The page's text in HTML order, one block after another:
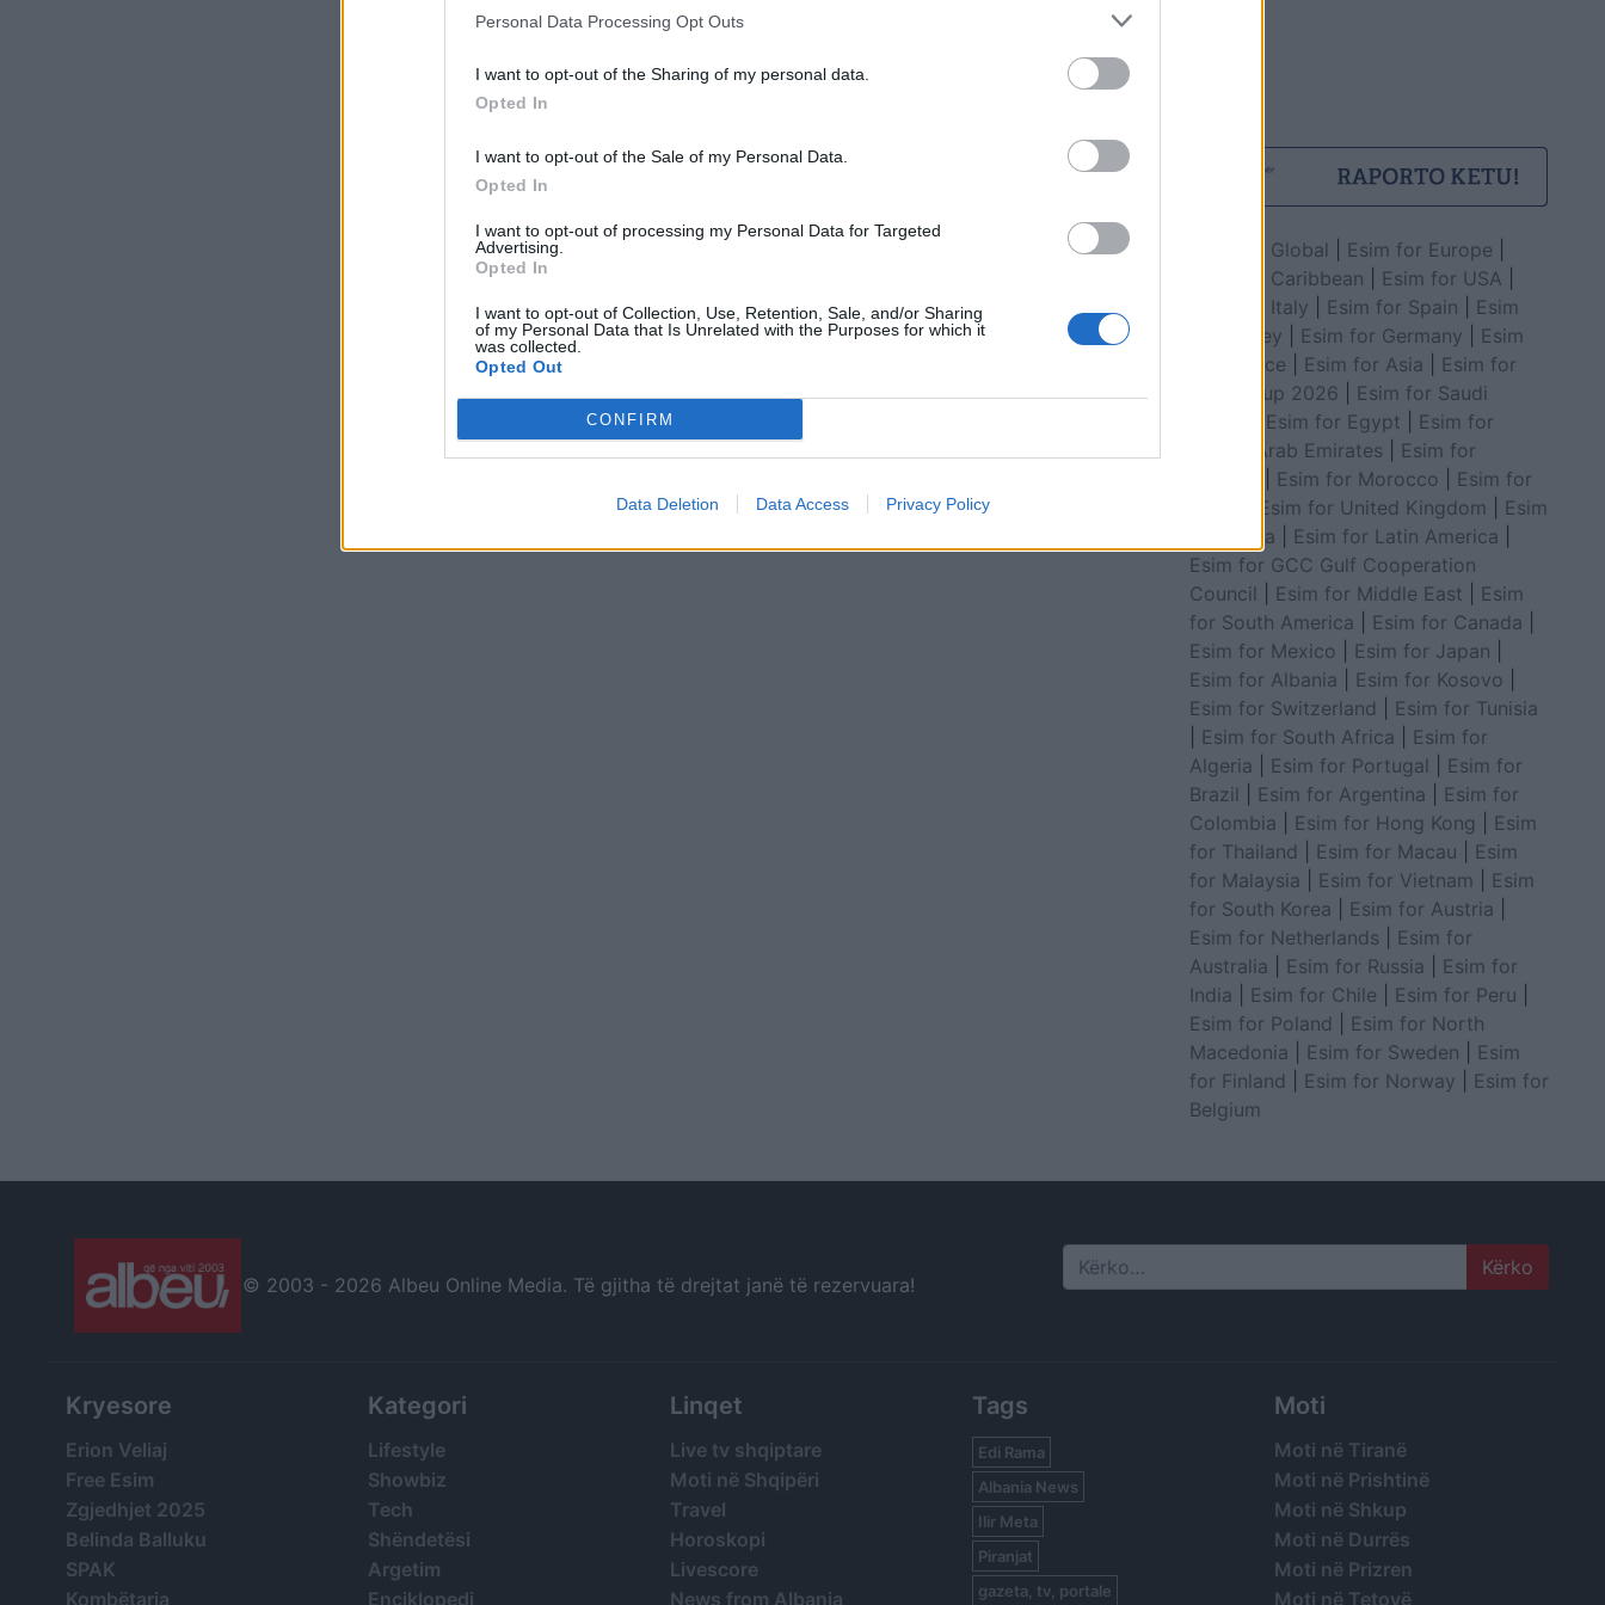
Personal Data Processing Opt Outs
I want to opt-out of the Sharing of my personal data.
Opted In
I want to opt-out of the Sale of my Personal Data.
Opted In
I want to opt-out of processing my Personal Data for Targeted
Advertising.
Opted In
I want to opt-out of Collection, Use, Retention, Sale, and/or Sharing
of my Personal Data that Is Unrelated with the Purposes for which it
was collected.
Opted Out
CONFIRM
Data Deletion Data Access Privacy Policy
Esim for Global Esim for Europe
Esim for Caribbean
Esim for USA
Esim for Italy
Esim for Spain
Esim
for Turkey
Esim for Germany
Esim
for Greece
Esim for Asia
Esim for
World Cup 2026
Esim for Saudi
Esim for Egypt
Esim for
United Arab Emirates
Esim for
Esim for Morocco
Esim for
Esim for United Kingdom
Esim
for Africa
Esim for Latin America
Esim for GCC Gulf Cooperation
Council
Esim for Middle East
Esim
for South America
Esim for Canada
Esim for Mexico
Esim for Japan
Esim for Albania
Esim for Kosovo
Esim for Switzerland
Esim for Tunisia
Esim for South Africa
Esim for
Algeria
Esim for Portugal
Esim for
Brazil
Esim for Argentina
Esim for
Colombia
Esim for Hong Kong
Esim
for Thailand
Esim for Macau
Esim
for Malaysia
Esim for Vietnam
Esim
for South Korea
Esim for Austria
Esim for Netherlands
Esim for
Australia
Esim for Russia
Esim for
India
Esim for Chile Esim for Peru
Esim for Poland
Esim for North
Macedonia
Esim for Sweden
Esim
for Finland
Esim for Norway
Esim for
Belgium
© 2003 - 2026 Albeu Online Media. Të gjitha të drejtat janë të rezervuara! Search
Kryesore
Erion Veliaj
Free Esim
Zgjedhjet 2025
Belinda Balluku
SPAK
Kombëtarja
Kategori
Lifestyle
Showbiz
Tech
Shëndetësi
Argetim
Enciklopedi
Linqet
Live tv shqiptare
Moti në Shqipëri
Travel
Horoskopi
Livescore
News from Albania
Tags
Edi Rama
Albania News
Ilir Meta
Piranjat
gazeta, tv, portale
Moti
Moti në Tiranë
Moti në Prishtinë
Moti në Shkup
Moti në Durrës
Moti në Prizren
Moti në Tetovë